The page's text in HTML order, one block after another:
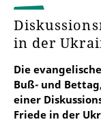
in der
Die
Buß- und
einer
Friede in der